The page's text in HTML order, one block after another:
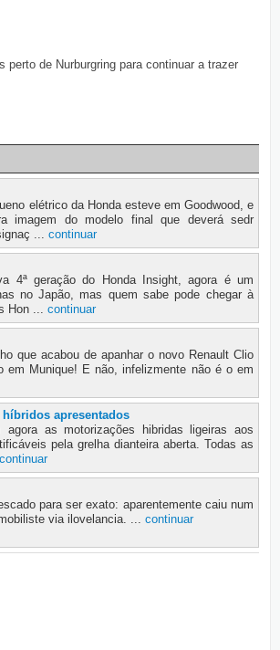
de Nurburgring para continuar a trazer
elétrico da Honda esteve em Goodwood, e
imagem do modelo final que deverá sedr
... continuar
4ª geração do Honda Insight, agora é um
no Japão, mas quem sabe pode chegar à
Hon ... continuar
que acabou de apanhar o novo Renault Clio
em Munique! E não, infelizmente não é o em
híbridos apresentados
as motorizações hibridas ligeiras aos
pela grelha dianteira aberta. Todas as
continuar
para ser exato: aparentemente caiu num
via ilovelancia. ... continuar